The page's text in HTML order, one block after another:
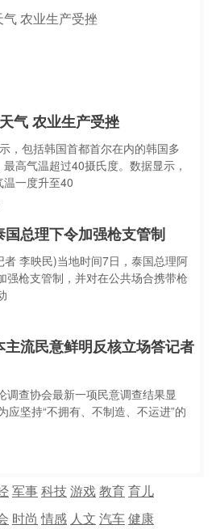
气 农业生产受挫
，包括韩国首都首尔在内的韩国多
高气温超过40摄氏度。数据显示，
一度升至40
总理下令加强枪支管制
李映民)当地时间7日，泰国总理阿
强枪支管制，并对在公共场合携带枪
流民意鲜明反核立场答记者
调查协会最新一项民意调查结果显
应坚持“不拥有、不制造、不运进”的
军事科技游戏教育育儿
时尚 情感 人文 汽车健康